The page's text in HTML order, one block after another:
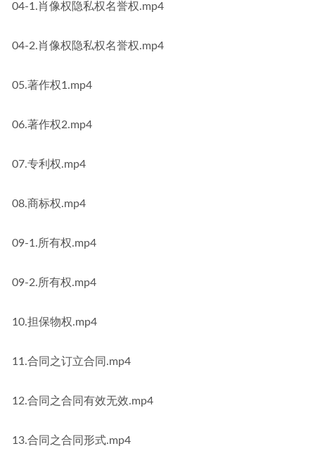
04-1.肖像权隐私权名誉权.mp4
04-2.肖像权隐私权名誉权.mp4
05.著作权1.mp4
06.著作权2.mp4
07.专利权.mp4
08.商标权.mp4
09-1.所有权.mp4
09-2.所有权.mp4
10.担保物权.mp4
11.合同之订立合同.mp4
12.合同之合同有效无效.mp4
13.合同之合同形式.mp4